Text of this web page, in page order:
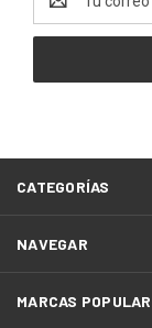
de
correo
CATEGORÍAS
NAVEGAR
MARCAS